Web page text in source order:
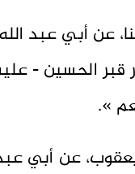
عن أبي عبد
قبر الحسين -
».
عن أبي